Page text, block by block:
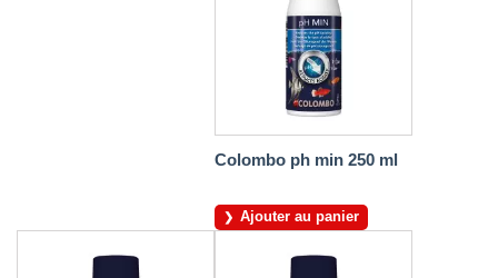
Colombo ph min 250 ml
Ajouter au panier